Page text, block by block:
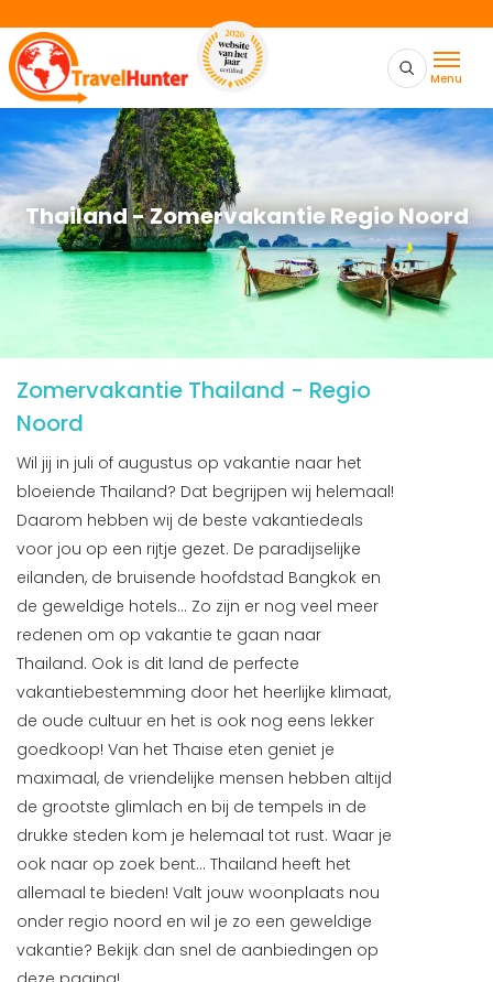
Menu
Thailand - Zomervakantie Regio Noord
Zomervakantie Thailand - Regio
Noord
Wil jij in juli of augustus op vakantie naar het
bloeiende Thailand? Dat begrijpen wij helemaal!
Daarom hebben wij de beste vakantiedeals
voor jou op een rijtje gezet. De paradijselijke
eilanden, de bruisende hoofdstad Bangkok en
de geweldige hotels... Zo zijn er nog veel meer
redenen om op vakantie te gaan naar
Thailand. Ook is dit land de perfecte
vakantiebestemming door het heerlijke klimaat,
de oude cultuur en het is ook nog eens lekker
goedkoop! Van het Thaise eten geniet je
maximaal, de vriendelijke mensen hebben altijd
de grootste glimlach en bij de tempels in de
drukke steden kom je helemaal tot rust. Waar je
ook naar op zoek bent... Thailand heeft het
allemaal te bieden! Valt jouw woonplaats nou
onder regio noord en wil je zo een geweldige
vakantie? Bekijk dan snel de aanbiedingen op